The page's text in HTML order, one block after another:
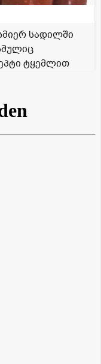
სადილში
ტყემლით